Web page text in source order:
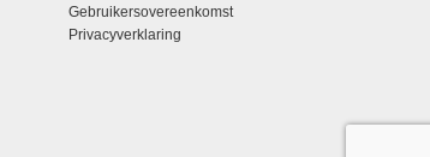
Gebruikersovereenkomst
Privacyverklaring